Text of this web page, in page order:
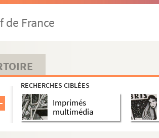
de France
RECHERCHES CIBLÉES
Imprimés
multimédia